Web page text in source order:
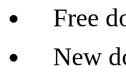
Free
New